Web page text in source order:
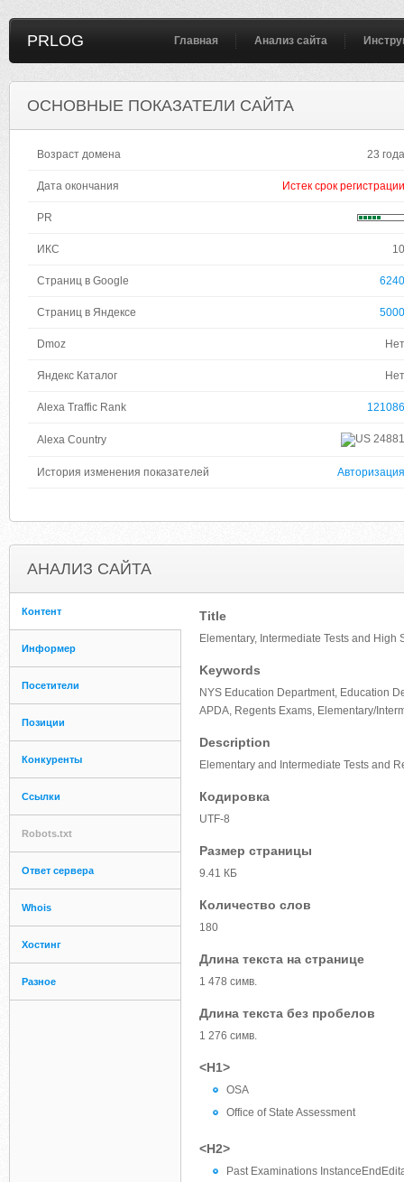
PRLOG Главная Анализ сайта
ОСНОВНЫЕ ПОКАЗАТЕЛИ САЙТА
Возраст домена 23 года
Дата окончания Истек срок регистрации
PR
ИКС 10
Страниц в Google 6240
Страниц в Яндексе 5000
Dmoz Нет
Яндекс Каталог Нет
Alexa Traffic Rank 121086
Alexa Country 24881
История изменения показателей Авторизация
АНАЛИЗ САЙТА
Контент
Информер
Посетители
Позиции
Конкуренты
Ссылки
Robots.txt
Ответ сервера
Whois
Хостинг
Разное
Title
Elementary, Intermediate Tests and
Keywords
NYS Education Department, Education
APDA, Regents Exams, Elementary/
Description
Elementary and Intermediate Tests and
Кодировка
UTF-8
Размер страницы
9.41 КБ
Количество слов
180
Длина текста на странице
1 478 симв.
Длина текста без пробелов
1 276 симв.
<H1>
OSA
Office of State Assessment
<H2>
Past Examinations